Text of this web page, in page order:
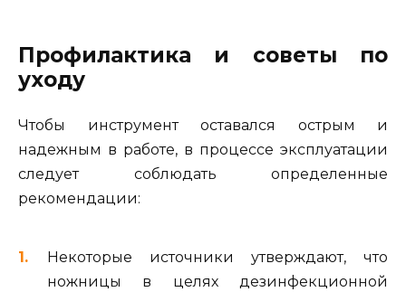
Профилактика и советы по
уходу
Чтобы инструмент оставался острым и
надежным в работе, в процессе эксплуатации
следует соблюдать определенные
рекомендации:
Некоторые источники утверждают, что
ножницы в целях дезинфекционной